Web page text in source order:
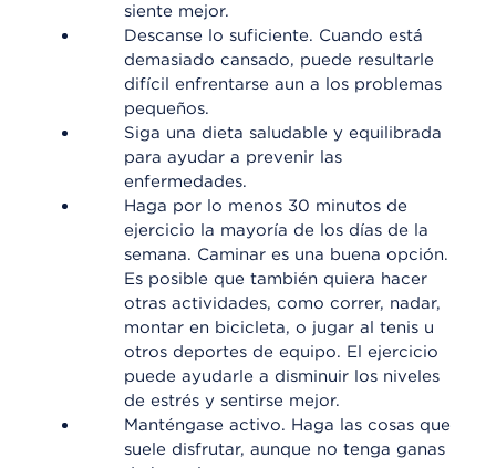
siente mejor.
Descanse lo suficiente. Cuando está
demasiado cansado, puede resultarle
difícil enfrentarse aun a los problemas
pequeños.
Siga una dieta saludable y equilibrada
para ayudar a prevenir las
enfermedades.
Haga por lo menos 30 minutos de
ejercicio la mayoría de los días de la
semana. Caminar es una buena opción.
Es posible que también quiera hacer
otras actividades, como correr, nadar,
montar en bicicleta, o jugar al tenis u
otros deportes de equipo. El ejercicio
puede ayudarle a disminuir los niveles
de estrés y sentirse mejor.
Manténgase activo. Haga las cosas que
suele disfrutar, aunque no tenga ganas